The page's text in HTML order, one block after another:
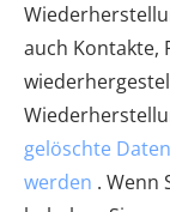
auch Kontakte,
gelöschte
werden . Wenn